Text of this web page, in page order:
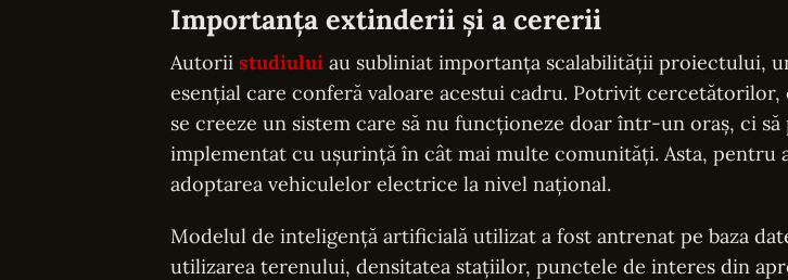
Importanța extinderii și a cererii
Autorii studiului au subliniat importanța scalabilității proiectului,
esențial care conferă valoare acestui cadru. Potrivit cercetătorilor,
se creeze un sistem care să nu funcționeze doar într-un oraș, ci să
implementat cu ușurință în cât mai multe comunități. Asta, pentru
adoptarea vehiculelor electrice la nivel național.
Modelul de inteligență artificială utilizat a fost antrenat pe baza
utilizarea terenului, densitatea stațiilor, punctele de interes din